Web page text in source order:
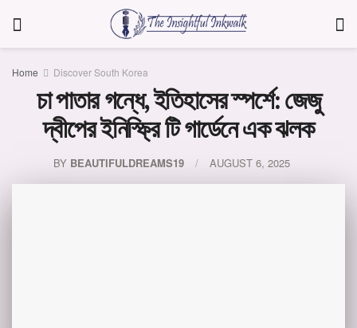
Home Discover South Korea
চা পাতার গন্ধে, ইতিহাসের স্পর্শে: জেজু
দ্বীপের ইনিস্ফ্রি টি গার্ডেনে এক ঝলক
BY BEAUTIFULDREAMS19 AUGUST 6, 2025